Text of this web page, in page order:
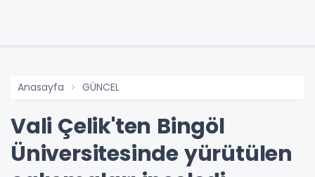
Anasayfa GÜNCEL
Vali Çelik'ten Bingöl
Üniversitesinde yürütülen